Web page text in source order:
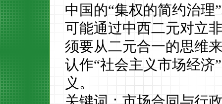
中国的“集权的简约治理
可能通过中西二元对立
须要从二元合一的思维
认作“社会主义市场经济
义。